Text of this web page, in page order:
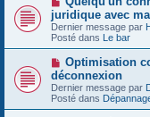
u
v
e
a
u
m
e
s
juridique avec
Dernier message par
Posté dans Le bar
N
o
u
v
e
a
Optimisation
déconnexion
Dernier message par
Posté dans